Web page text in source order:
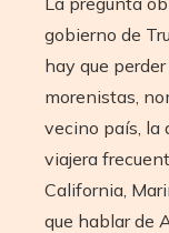
gobierno de
hay que
morenistas,
vecino país, la
viajera
California,
que hablar de